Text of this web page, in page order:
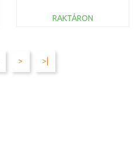
RAKTÁRON
Összehasonlítás
> >|